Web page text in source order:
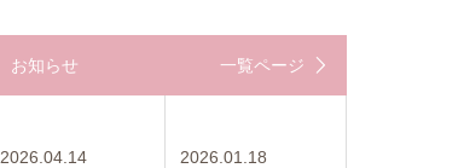
お知らせ 一覧ページ
2026.04.14
2026.01.18